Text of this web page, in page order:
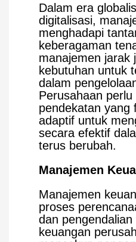
Dalam era
digitalisasi,
menghadapi
keberagaman
manajemen jarak
kebutuhan untuk
dalam
Perusahaan
pendekatan yang
adaptif untuk
secara efektif
terus berubah.
Manajemen
Manajemen
proses
dan
keuangan